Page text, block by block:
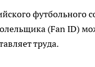
(Fan ID)
труда.